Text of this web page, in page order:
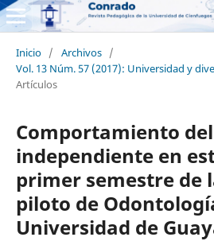
Inicio / Archivos /
Vol. 13 Núm. 57 (2017): Universidad y
Artículos
Comportamiento
independiente en
primer semestre de
piloto de
Universidad de